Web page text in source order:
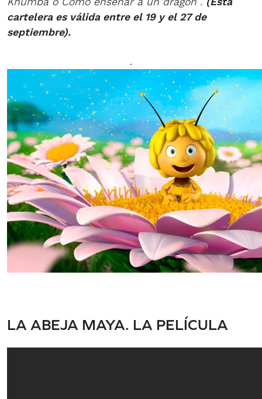
cartelera es válida entre el 19 y el 27 de
septiembre).
.
LA ABEJA MAYA. LA PELÍCULA